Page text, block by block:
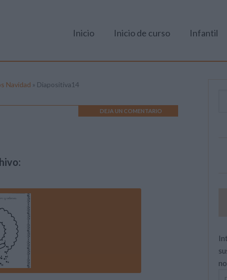
Inicio Inicio de curso Infantil
Navidad » Diapositiva14
DEJA UN COMENTARIO